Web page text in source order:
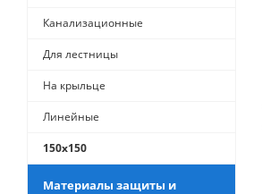
Канализационные
Для лестницы
На крыльце
Линейные
150х150
Материалы защиты и